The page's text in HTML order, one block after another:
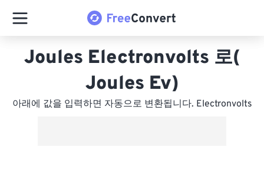
Joules Electronvolts 로(
Joules Ev)
아래에 값을 입력하면 자동으로 변환됩니다. Electronvolts